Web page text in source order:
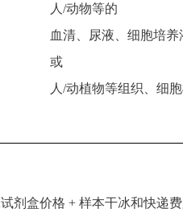
人/动物等的
血清、尿液、细胞培养
或
人/动植物等组织、细
剂盒价格 + 样本干冰和快递